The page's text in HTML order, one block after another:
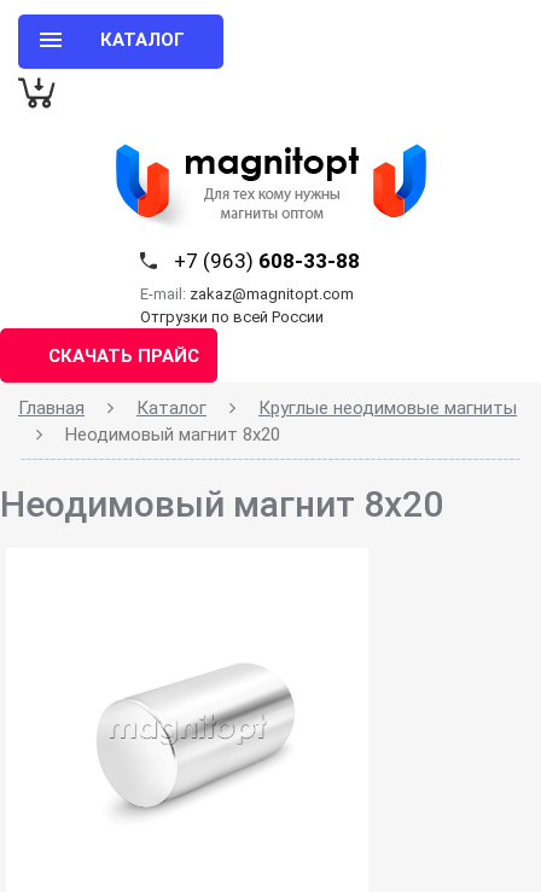
КАТАЛОГ
+7 (963) 608-33-88
E-mail: zakaz@magnitopt.com
Отгрузки по всей России
СКАЧАТЬ ПРАЙС
Главная Каталог
Круглые неодимовые магниты
Неодимовый магнит 8х20
Неодимовый магнит 8х20